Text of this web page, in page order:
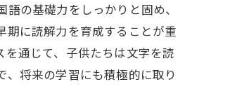
の基礎力をしっかりと固め、
期に読解力を育成することが重
通じて、子供たちは文字を読
将来の学習にも積極的に取り